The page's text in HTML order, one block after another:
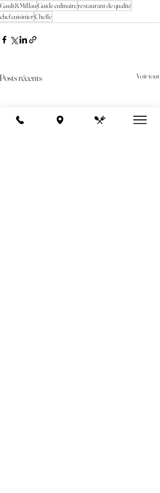
Gault&MillauGuide culinairerestaurant de qualité
chef cuisinierCheffe
Posts récents Voir tout